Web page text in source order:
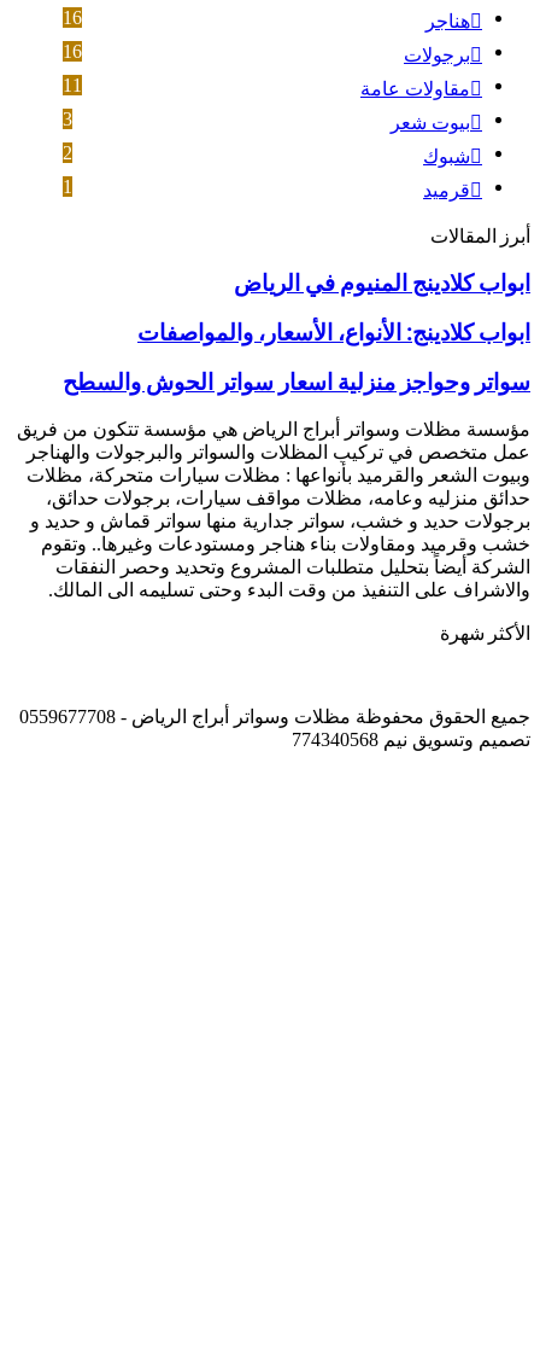
هناجر
16
برجولات
16
مقاولات عامة
11
بيوت شعر
3
شبوك
2
قرميد
1
أبرز المقالات
ابواب
كلادينج
المنيوم
في
الرياض
ابواب كلادينج المنيوم في الرياض
ابواب
كلادينج:
الأنواع،
الأسعار،
والمواصفات
ابواب كلادينج: الأنواع، الأسعار، والمواصفات
سواتر
وحواجز
منزلية
اسعار
سواتر
الحوش
والسطح
سواتر وحواجز منزلية اسعار سواتر الحوش والسطح
مؤسسة مظلات وسواتر أبراج الرياض هي مؤسسة تتكون من فريق
عمل متخصص في تركيب المظلات والسواتر والبرجولات والهناجر
وبيوت الشعر والقرميد بأنواعها : مظلات سيارات متحركة، مظلات
حدائق منزليه وعامه، مظلات مواقف سيارات، برجولات حدائق،
برجولات حديد و خشب، سواتر جدارية منها سواتر قماش و حديد و
خشب وقرميد ومقاولات بناء هناجر ومستودعات وغيرها.. وتقوم
الشركة أيضاً بتحليل متطلبات المشروع وتحديد وحصر النفقات
والاشراف على التنفيذ من وقت البدء وحتى تسليمه الى المالك.
الأكثر شهرة
جميع الحقوق محفوظة مظلات وسواتر أبراج الرياض - 0559677708
تصميم وتسويق نيم 774340568